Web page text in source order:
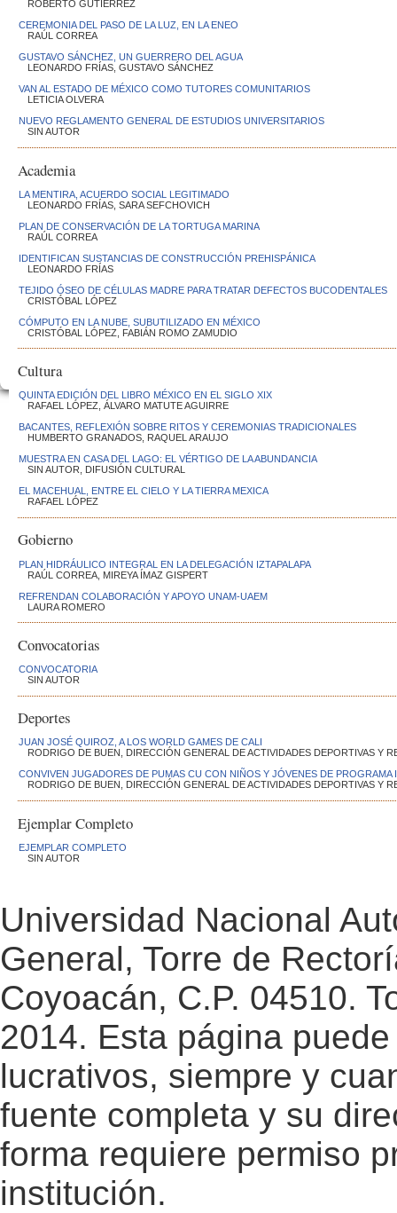
ROBERTO GUTÍERREZ
CEREMONIA DEL PASO DE LA LUZ, EN LA ENEO
RAÚL CORREA
GUSTAVO SÁNCHEZ, UN GUERRERO DEL AGUA
LEONARDO FRÍAS, GUSTAVO SÁNCHEZ
VAN AL ESTADO DE MÉXICO COMO TUTORES COMUNITARIOS
LETICIA OLVERA
NUEVO REGLAMENTO GENERAL DE ESTUDIOS UNIVERSITARIOS
SIN AUTOR
Academia
LA MENTIRA, ACUERDO SOCIAL LEGITIMADO
LEONARDO FRÍAS, SARA SEFCHOVICH
PLAN DE CONSERVACIÓN DE LA TORTUGA MARINA
RAÚL CORREA
IDENTIFICAN SUSTANCIAS DE CONSTRUCCIÓN PREHISPÁNICA
LEONARDO FRÍAS
TEJIDO ÓSEO DE CÉLULAS MADRE PARA TRATAR DEFECTOS BUCODENTALES
CRISTÓBAL LÓPEZ
CÓMPUTO EN LA NUBE, SUBUTILIZADO EN MÉXICO
CRISTÓBAL LÓPEZ, FABIÁN ROMO ZAMUDIO
Cultura
QUINTA EDICIÓN DEL LIBRO MÉXICO EN EL SIGLO XIX
RAFAEL LÓPEZ, ÁLVARO MATUTE AGUIRRE
BACANTES, REFLEXIÓN SOBRE RITOS Y CEREMONIAS TRADICIONALES
HUMBERTO GRANADOS, RAQUEL ARAUJO
MUESTRA EN CASA DEL LAGO: EL VÉRTIGO DE LA ABUNDANCIA
SIN AUTOR, DIFUSIÓN CULTURAL
EL MACEHUAL, ENTRE EL CIELO Y LA TIERRA MEXICA
RAFAEL LÓPEZ
Gobierno
PLAN HIDRÁULICO INTEGRAL EN LA DELEGACIÓN IZTAPALAPA
RAÚL CORREA, MIREYA ÍMAZ GISPERT
REFRENDAN COLABORACIÓN Y APOYO UNAM-UAEM
LAURA ROMERO
Convocatorias
CONVOCATORIA
SIN AUTOR
Deportes
JUAN JOSÉ QUIROZ, A LOS WORLD GAMES DE CALI
RODRIGO DE BUEN, DIRECCIÓN GENERAL DE ACTIVIDADES DEPORTIVAS Y
CONVIVEN JUGADORES DE PUMAS CU CON NIÑOS Y JÓVENES DE PROGRAMA
RODRIGO DE BUEN, DIRECCIÓN GENERAL DE ACTIVIDADES DEPORTIVAS Y
Ejemplar Completo
EJEMPLAR COMPLETO
SIN AUTOR
Universidad Nacional
General, Torre de
Coyoacán, C.P. 04510.
2014. Esta página
lucrativos, siempre y
fuente completa y su
forma requiere permiso
institución.